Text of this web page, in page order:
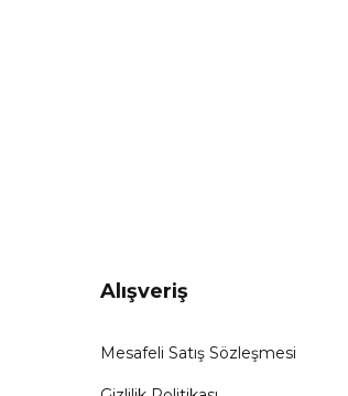
Alışveriş
Mesafeli Satış Sözleşmesi